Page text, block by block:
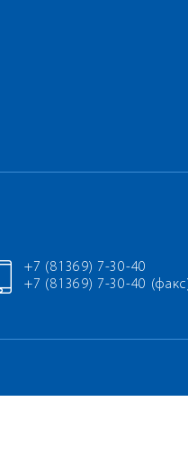
+7 (81369) 7-30-40
+7 (81369) 7-30-40